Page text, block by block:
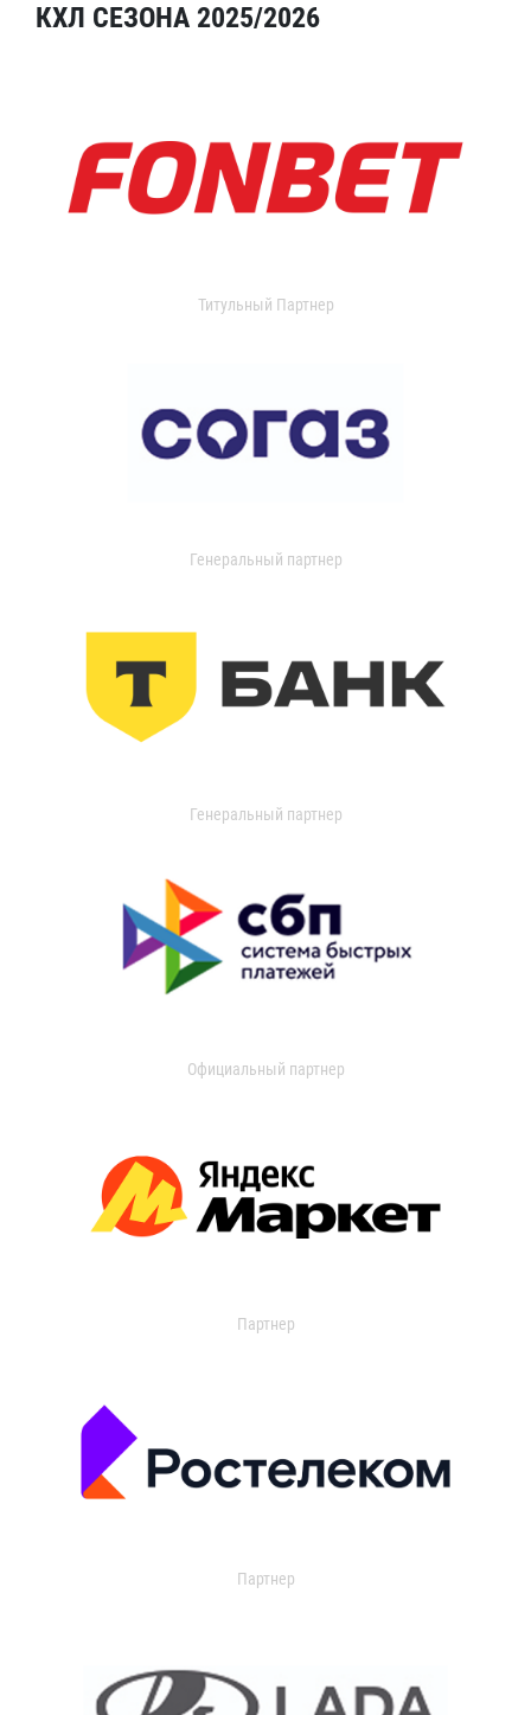
КХЛ СЕЗОНА 2025/2026
Титульный Партнер
Генеральный партнер
Генеральный партнер
Официальный партнер
Партнер
Партнер